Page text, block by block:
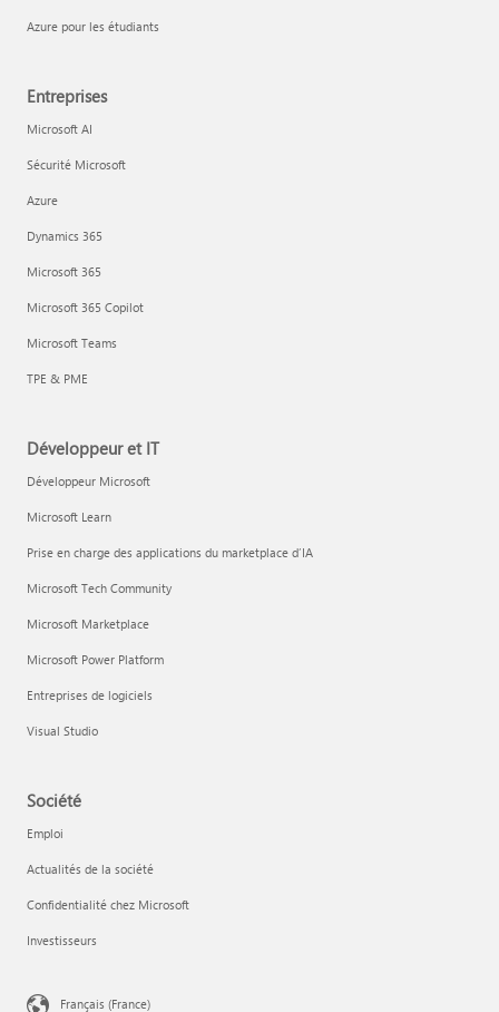
Azure pour les étudiants
Entreprises
Microsoft AI
Sécurité Microsoft
Azure
Dynamics 365
Microsoft 365
Microsoft 365 Copilot
Microsoft Teams
TPE & PME
Développeur et IT
Développeur Microsoft
Microsoft Learn
Prise en charge des applications du marketplace d’IA
Microsoft Tech Community
Microsoft Marketplace
Microsoft Power Platform
Entreprises de logiciels
Visual Studio
Société
Emploi
Actualités de la société
Confidentialité chez Microsoft
Investisseurs
Français (France)